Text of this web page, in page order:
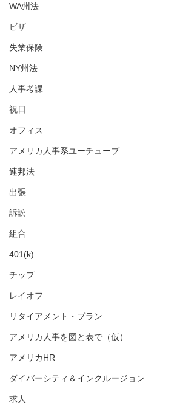
WA州法
ビザ
失業保険
NY州法
人事考課
祝日
オフィス
アメリカ人事系ユーチューブ
連邦法
出張
訴訟
組合
401(k)
チップ
レイオフ
リタイアメント・プラン
アメリカ人事を図と表で（仮）
アメリカHR
ダイバーシティ＆インクルージョン
求人